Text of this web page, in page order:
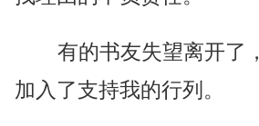
有的书友失望离开了
加入了支持我的行列。